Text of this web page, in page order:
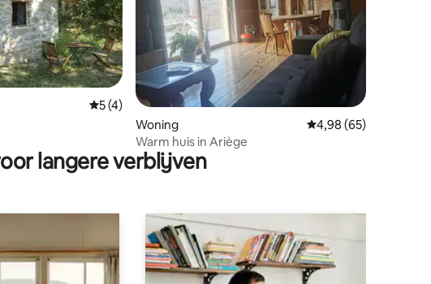
op 5, 13 recensies
Gemiddelde beoordeling van 5 op 5, 4 recensies
5 (4)
Woning Gemiddelde
4,98 (65)
Warm huis in Ariège
langere verblijven